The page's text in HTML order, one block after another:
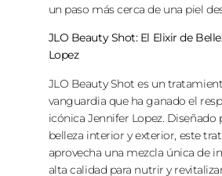
un paso más cerca de una piel
JLO Beauty Shot: El Elixir de
Lopez
JLO Beauty Shot es un
vanguardia que ha ganado el
icónica Jennifer Lopez. Diseñado
belleza interior y exterior, este
aprovecha una mezcla única de
alta calidad para nutrir y